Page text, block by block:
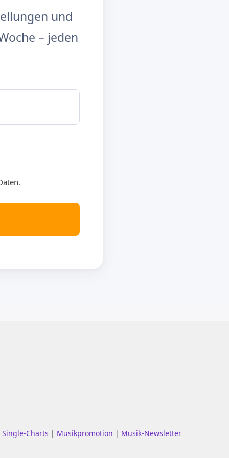
und
– jeden
Single-Charts | Musikpromotion | Musik-Newsletter